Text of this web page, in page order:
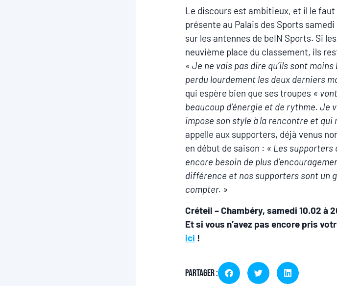
Le discours est ambitieux, et il le faut
présente au Palais des Sports
sur les antennes de beIN Sports. Si
neuvième place du classement, ils
« Je ne vais pas dire qu’ils sont
perdu lourdement les deux derniers
qui espère bien que ses troupes «
beaucoup d’énergie et de rythme. Je
impose son style à la rencontre et qui
appelle aux supporters, déjà venus
en début de saison : « Les
encore besoin de plus
différence et nos supporters sont un
compter. »
Créteil – Chambéry, samedi 10.02 à
Et si vous n’avez pas encore pris
ici !
Partager :